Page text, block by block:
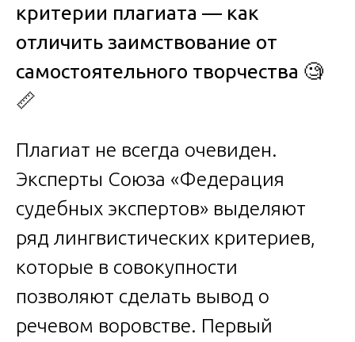
критерии плагиата — как
отличить заимствование от
самостоятельного творчества 🧐
📏
Плагиат не всегда очевиден.
Эксперты Союза «Федерация
судебных экспертов» выделяют
ряд лингвистических критериев,
которые в совокупности
позволяют сделать вывод о
речевом воровстве. Первый